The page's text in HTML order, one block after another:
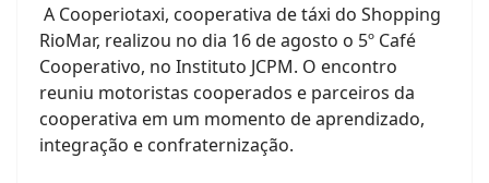
A Cooperiotaxi, cooperativa de táxi do Shopping
RioMar, realizou no dia 16 de agosto o 5º Café
Cooperativo, no Instituto JCPM. O encontro
reuniu motoristas cooperados e parceiros da
cooperativa em um momento de aprendizado,
integração e confraternização.